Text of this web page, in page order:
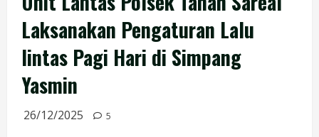
Laksanakan Pengaturan Lalu
lintas Pagi Hari di Simpang
Yasmin
26/12/2025 5